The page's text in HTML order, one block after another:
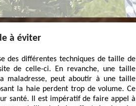
à éviter
des différentes techniques de taille de
de celle-ci. En revanche, une taille
maladresse, peut aboutir à une taille
la haie perdent trop de volume. Ce
santé. Il est impératif de faire appel à